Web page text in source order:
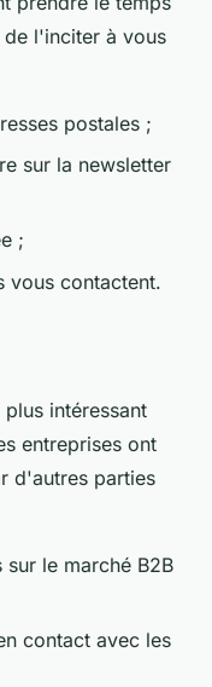
de l'inciter à vous
postales ;
sur la newsletter
;
vous contactent.
intéressant
entreprises ont
d'autres parties
le marché B2B
contact avec les